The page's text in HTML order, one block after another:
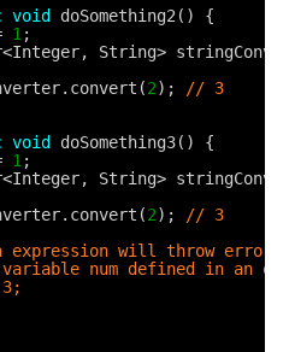
void
doSomething2() {
1 ;
String>
2);
// 3
void
doSomething3() {
1 ;
String>
2);
// 3
expression will throw error
num defined in an